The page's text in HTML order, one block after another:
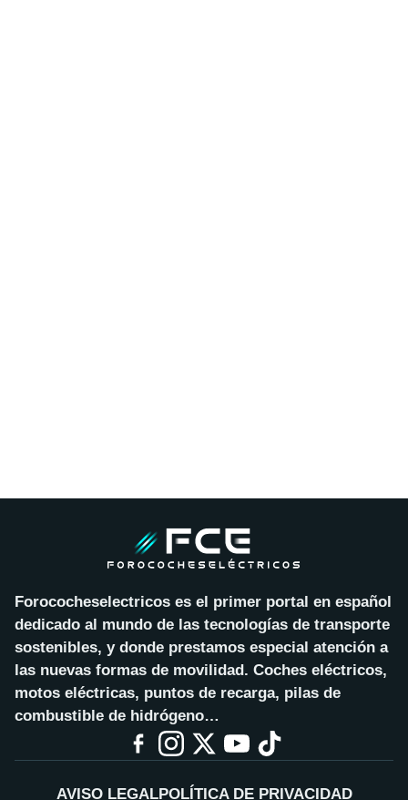
Forococheselectricos es el primer portal en español
dedicado al mundo de las tecnologías de transporte
sostenibles, y donde prestamos especial atención a
las nuevas formas de movilidad. Coches eléctricos,
motos eléctricas, puntos de recarga, pilas de
combustible de hidrógeno…
AVISO LEGALPOLÍTICA DE PRIVACIDAD